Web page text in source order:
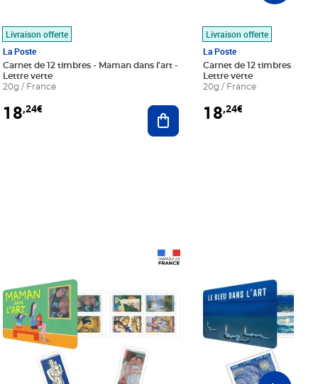
au panier
Livraison offerte
La Poste
Carnet de 12 timbres - Maman dans l'art -
Lettre verte
20g / France
18,24€ Ajouter au panier
Livraison offerte
La Poste
Carnet de 12 timbres - Le
Lettre verte
20g / France
18,24€